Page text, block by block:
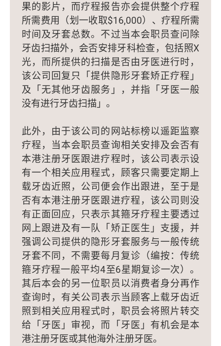
果的影片，而疗程报告亦会提供整个疗程
所需费用（划一收取$16,000）、疗程所需
时间及牙套总数。不过当本会职员查问除
牙齿扫描外，会否安排牙科检查，包括照X
光，而所提供的扫描是否由牙医进行时，
该公司回复只「提供隐形牙套矫正疗程」
及「无其他牙齿服务」，并指「牙医一般
没有进行牙齿扫描」。
此外，由于该公司的网站标榜以遥距监察
疗程，当本会职员查询相关安排及会否有
本港注册牙医跟进疗程时，该公司表示设
有一个相关应用程式，顾客只需要定期上
载牙齿近照，公司便会作出跟进，至于是
否有本港注册牙医跟进疗程，该公司则没
有正面回应，只表示其箍牙疗程主要透过
网上跟进及有一队「矫正医生」支援，并
强调公司提供的隐形牙套服务与一般传统
牙套不同，不需要每月复诊（编按：传统
箍牙疗程一般平均4至6星期复诊一次）。
其后本会的另一位职员以消费者身分再作
查询时，有关公司表示当顾客上载牙齿近
照到相关应用程式时，职员会将照片转交
给「牙医」审视，而「牙医」有机会是本
港注册牙医或其他海外注册牙医。